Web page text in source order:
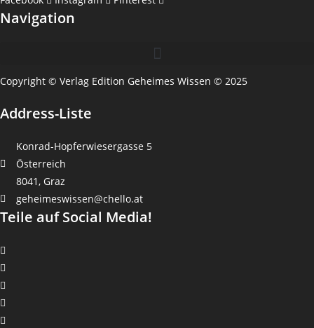
Navigation
Copyright © Verlag Edition Geheimes Wissen © 2025
Address-Liste
Konrad-Hopferwiesergasse 5
Österreich
8041, Graz
geheimeswissen@chello.at
Teile auf Social Media!